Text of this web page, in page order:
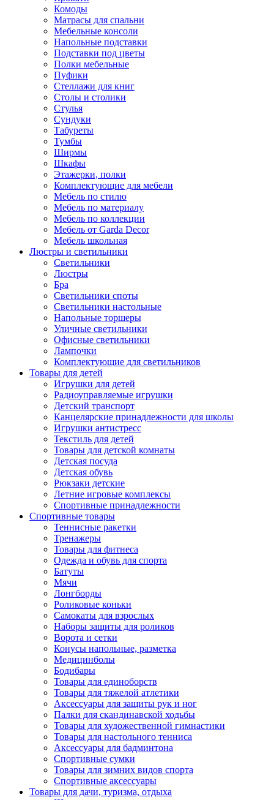
Комоды
Матрасы для спальни
Мебельные консоли
Напольные подставки
Подставки под цветы
Полки мебельные
Пуфики
Стеллажи для книг
Столы и столики
Стулья
Сундуки
Табуреты
Тумбы
Ширмы
Шкафы
Этажерки, полки
Комплектующие для мебели
Мебель по стилю
Мебель по материалу
Мебель по коллекции
Мебель от Garda Decor
Мебель школьная
Люстры и светильники
Светильники
Люстры
Бра
Светильники споты
Светильники настольные
Напольные торшеры
Уличные светильники
Офисные светильники
Лампочки
Комплектующие для светильников
Товары для детей
Игрушки для детей
Радиоуправляемые игрушки
Детский транспорт
Канцелярские принадлежности для школы
Игрушки антистресс
Текстиль для детей
Товары для детской комнаты
Детская посуда
Детская обувь
Рюкзаки детские
Летние игровые комплексы
Спортивные принадлежности
Спортивные товары
Теннисные ракетки
Тренажеры
Товары для фитнеса
Одежда и обувь для спорта
Батуты
Мячи
Лонгборды
Роликовые коньки
Самокаты для взрослых
Наборы защиты для роликов
Ворота и сетки
Конусы напольные, разметка
Медицинболы
Бодибары
Товары для единоборств
Товары для тяжелой атлетики
Аксессуары для защиты рук и ног
Палки для скандинавской ходьбы
Товары для художественной гимнастики
Товары для настольного тенниса
Аксессуары для бадминтона
Спортивные сумки
Товары для зимних видов спорта
Спортивные аксессуары
Товары для дачи, туризма, отдыха